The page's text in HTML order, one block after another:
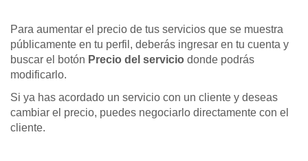
Para aumentar el precio de tus servicios que se muestra
públicamente en tu perfil, deberás ingresar en tu cuenta y
buscar el botón Precio del servicio donde podrás
modificarlo.
Si ya has acordado un servicio con un cliente y deseas
cambiar el precio, puedes negociarlo directamente con el
cliente.